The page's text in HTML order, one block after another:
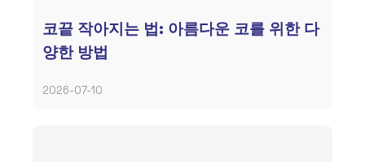
코끝 작아지는 법: 아름다운 코를 위한 다
양한 방법
2026-07-10